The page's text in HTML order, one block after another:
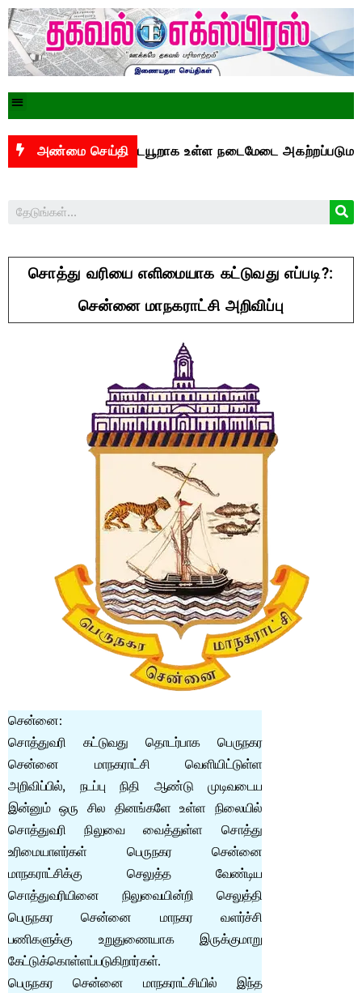
அண்மை செய்தி
இடையூறாக உள்ள நடைமேடை அகற்றப்படுமா?
சொத்து வரியை எளிமையாக கட்டுவது எப்படி?:
சென்னை மாநகராட்சி அறிவிப்பு
சென்னை:
சொத்துவரி கட்டுவது தொடர்பாக பெருநகர
சென்னை மாநகராட்சி வெளியிட்டுள்ள
அறிவிப்பில், நடப்பு நிதி ஆண்டு முடிவடைய
இன்னும் ஒரு சில தினங்களே உள்ள நிலையில்
சொத்துவரி நிலுவை வைத்துள்ள சொத்து
உரிமையாளர்கள் பெருநகர சென்னை
மாநகராட்சிக்கு செலுத்த வேண்டிய
சொத்துவரியினை நிலுவையின்றி செலுத்தி
பெருநகர சென்னை மாநகர வளர்ச்சி
பணிகளுக்கு உறுதுணையாக இருக்குமாறு
கேட்டுக்கொள்ளப்படுகிறார்கள்.
பெருநகர சென்னை மாநகராட்சியில் இந்த